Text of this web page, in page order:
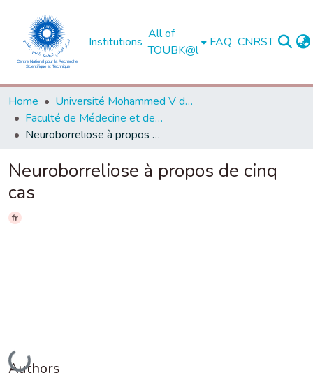
Institutions
All of
TOUBK@l
FAQ CNRST
Home
Université Mohammed V de Rabat
Faculté de Médecine et de Pharmacie - Rabat
Neuroborreliose à propos de cinq cas
Neuroborreliose à propos de cinq
cas
fr
Loading...
Authors